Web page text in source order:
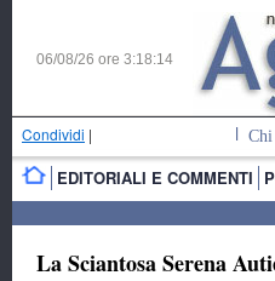
06/08/26 ore 3:18:15
Condividi | Chi
EDITORIALI E COMMENTI
La Sciantosa Serena